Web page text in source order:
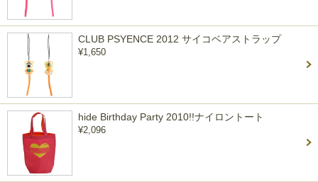
CLUB PSYENCE 2012 サイコベアストラップ
¥1,650
hide Birthday Party 2010!!ナイロントート
¥2,096